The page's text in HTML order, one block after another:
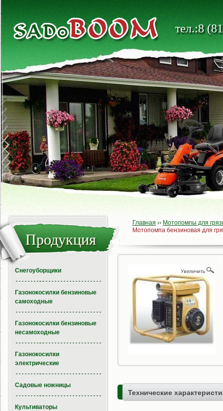
тел.:8
Главная ›› Мотопомпы для
Мотопомпа бензиновая для
Технические
Продукция
Снегоуборщики
Газонокосилки бензиновые
самоходные
Газонокосилки бензиновые
несамоходные
Газонокосилки
электрические
Садовые ножницы
Культиваторы